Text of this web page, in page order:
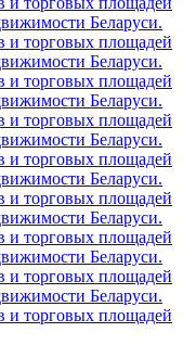
Беларуси.
и торговых площадей
Беларуси.
и торговых площадей
Беларуси.
и торговых площадей
Беларуси.
и торговых площадей
Беларуси.
и торговых площадей
Беларуси.
и торговых площадей
Беларуси.
и торговых площадей
Беларуси.
и торговых площадей